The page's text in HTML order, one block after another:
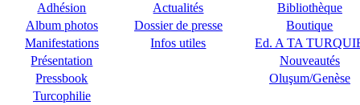
Adhésion
Actualités
Bibliothèque
Album photos
Dossier de presse
Boutique
Manifestations
Infos utiles
Ed. A TA
Présentation
Nouveautés
Pressbook
Oluşum/Genèse
Turcophilie